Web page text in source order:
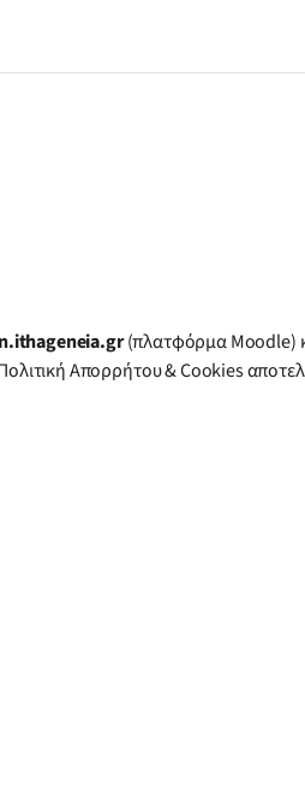
(πλατφόρμα Moodle)
Απορρήτου & Cookies